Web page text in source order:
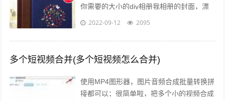
你需要的大小的diy相册我相册的封面，漂
亮吧，在淘宝网创爱园买的准备一本相册，
2022-09-12 2095
多个短视频合并(多个短视频怎么合并)
使用MP4图形器，图片音频合成批量转换拼
接都可以；很简单啦，把多个小的视频合成